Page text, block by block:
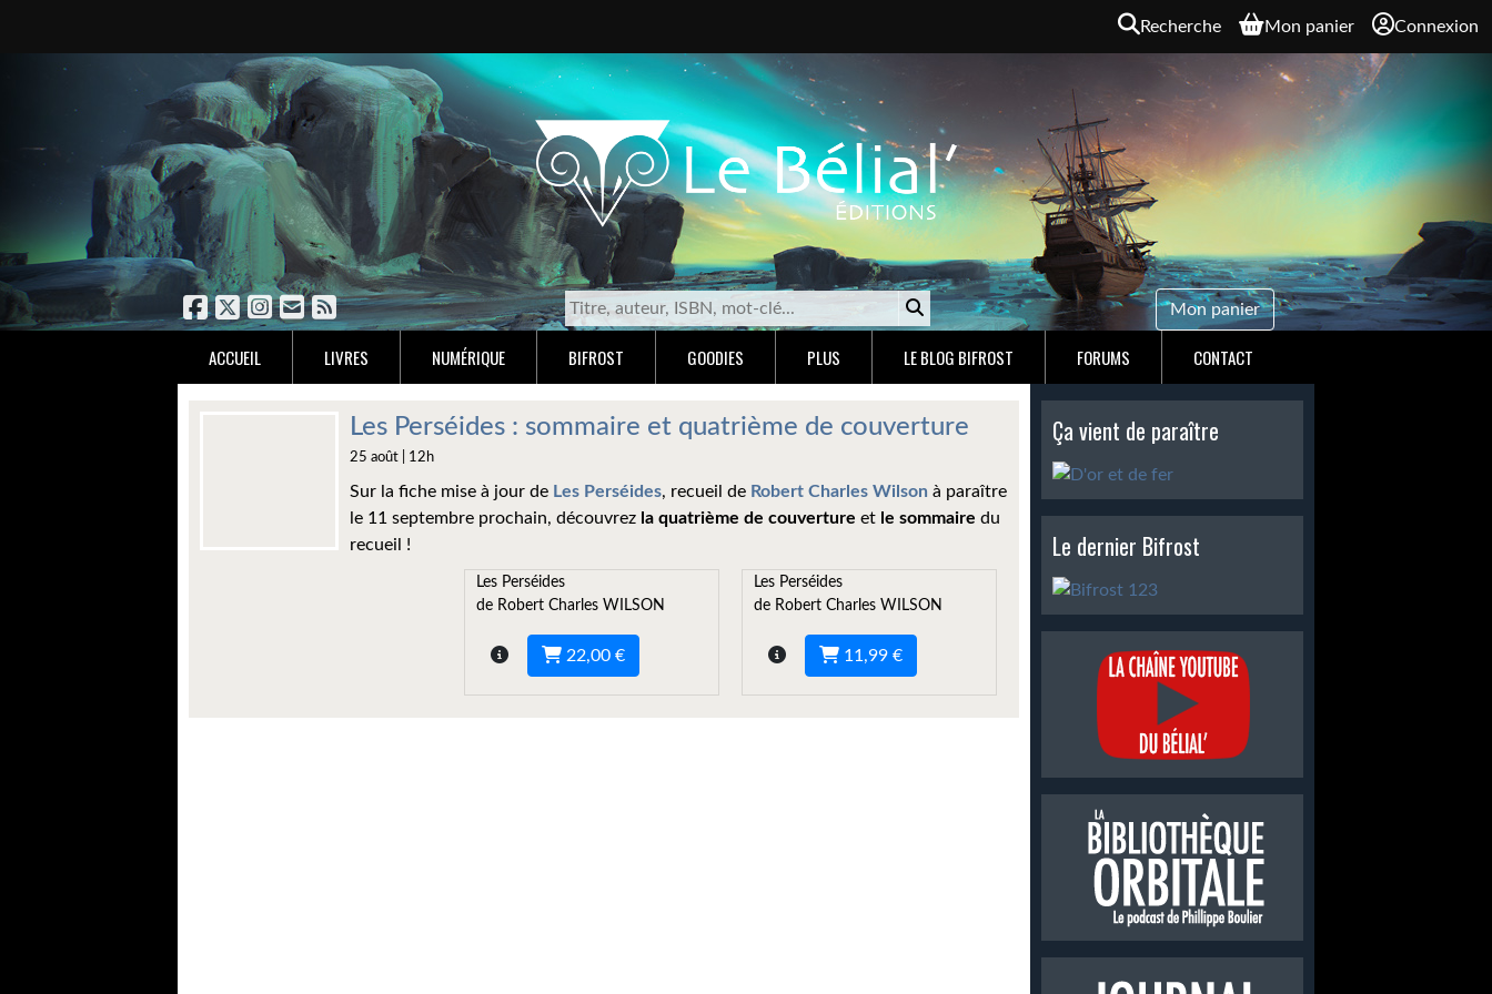
Recherche Mon panier Connexion
Mon panier
ACCUEIL LIVRES NUMÉRIQUE BIFROST GOODIES PLUS LE BLOG BIFROST FORUMS CONTACT
Les Perséides : sommaire et quatrième de couverture
25 août | 12h
Sur la fiche mise à jour de Les Perséides, recueil de Robert Charles Wilson à paraître
le 11 septembre prochain, découvrez la quatrième de couverture et le sommaire du
recueil !
Les Perséides
de Robert Charles WILSON
22,00 €
Les Perséides
de Robert Charles WILSON
11,99 €
Ça vient de paraître
Le dernier Bifrost